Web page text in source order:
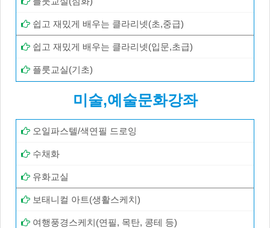
쉽고 재밌게 배우는 클라리넷(초,중급)
쉽고 재밌게 배우는 클라리넷(입문,초급)
플룻교실(기초)
미술,예술문화강좌
오일파스텔/색연필 드로잉
수채화
유화교실
보태니컬 아트(생활스케치)
여행풍경스케치(연필, 목탄, 콩테 등)